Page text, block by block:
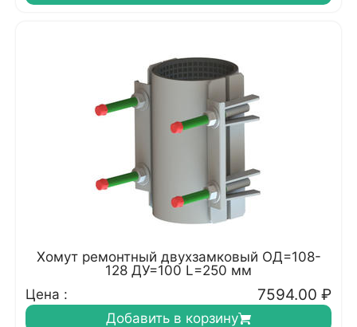
Хомут ремонтный двухзамковый ОД=108-
128 ДУ=100 L=250 мм
Цена :
7594.00 ₽
Добавить в корзину